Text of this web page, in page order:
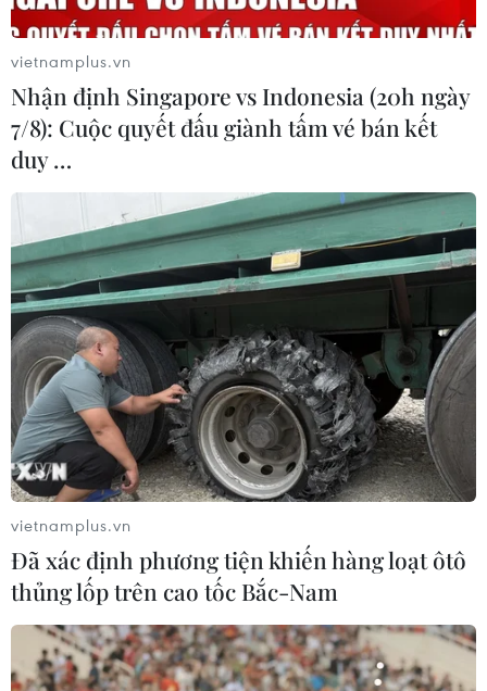
Điện Biên: Một trận động đất 3,2 độ xảy ra
tại huyện Mường Nhé
17/05/2019 04:31
Người dân ở khu vực huyện Mường Nhé cảm nhận rất
rõ các dư chấn. Tuy nhiên, động đất không gây ảnh
hưởng nhiều đến các công trình nhà cửa, công trình xây
dựng công cộng trên địa bàn.
vietnamplus.vn
Nhận định Singapore vs Indonesia (20h ngày
7/8): Cuộc quyết đấu giành tấm vé bán kết
duy …
vietnamplus.vn
Đã xác định phương tiện khiến hàng loạt ôtô
thủng lốp trên cao tốc Bắc-Nam